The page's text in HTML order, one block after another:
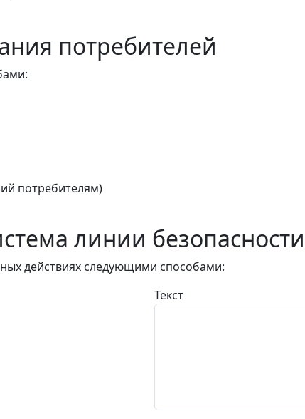
потребителей
потребителям)
линии безопасности
действиях следующими способами:
Текст